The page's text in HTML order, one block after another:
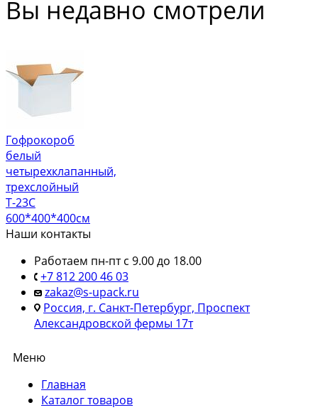
Вы недавно смотрели
Гофрокороб
белый
четырехклапанный,
трехслойный
Т-23С
600*400*400см
Наши контакты
Работаем пн-пт с 9.00 до 18.00
+7 812 200 46 03
zakaz@s-upack.ru
Россия, г. Санкт-Петербург, Проспект
Александровской фермы 17т
Меню
Главная
Каталог товаров